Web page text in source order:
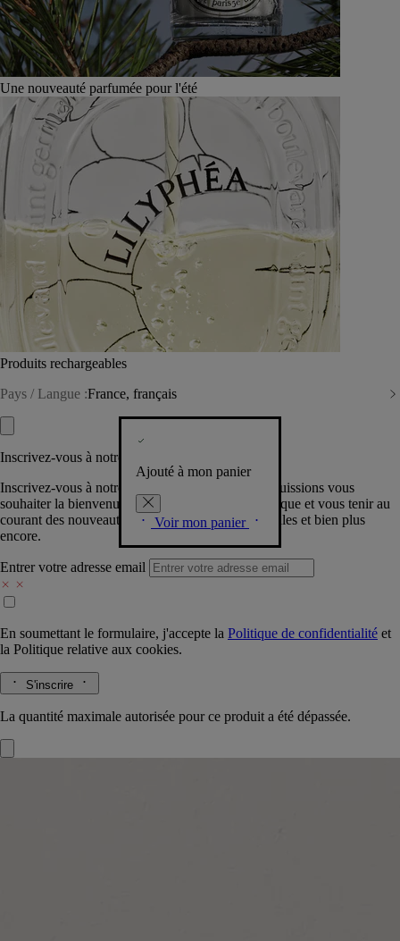
Une nouveauté parfumée pour l'été
Produits rechargeables
Pays / Langue :France, français
Ajouté à mon panier
Voir mon panier
Inscrivez-vous à notre Newsletter
Inscrivez-vous à notre newsletter pour que nous puissions vous
souhaiter la bienvenue dans la communauté Diptyque et vous tenir au
courant des nouveautés, événements, offres spéciales et bien plus
encore.
Entrer votre adresse email
En soumettant le formulaire, j'accepte la Politique de confidentialité et
la Politique relative aux cookies.
S'inscrire
La quantité maximale autorisée pour ce produit a été dépassée.